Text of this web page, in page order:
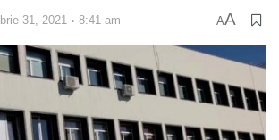
31, 2021 ◦ 8:41 am AA